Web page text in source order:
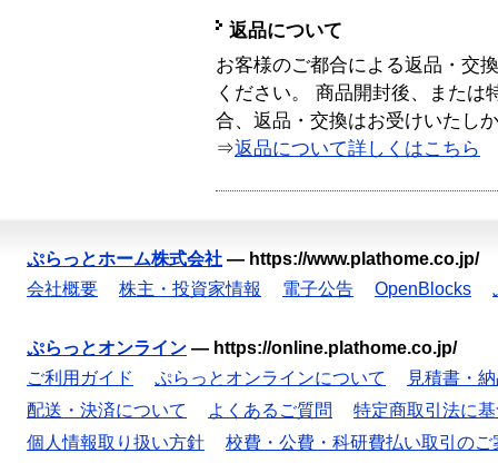
返品について
お客様のご都合による返品・交
ください。 商品開封後、または
合、返品・交換はお受けいたし
⇒返品について詳しくはこちら
ぷらっとホーム株式会社 — https://www.plathome.co.jp/
会社概要
株主・投資家情報 電子公告 OpenBlocks
ぷらっとオンライン — https://online.plathome.co.jp/
ご利用ガイド
ぷらっとオンラインについて
見積書・
配送・決済について
よくあるご質問
特定商取引法に
個人情報取り扱い方針
校費・公費・科研費払い取引のご